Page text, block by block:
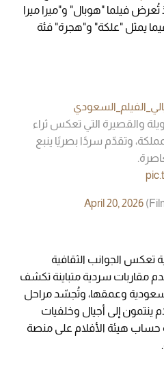
تُعرض فيلما "هوبال" و"ميرا ميرا
يمثل "علكة" و"هجرة" فئة
والقصيرة التي تعكس ثراء
وتقدّم سردًا بصريًا ينبع
April 20, 2026
تعكس الجوانب الثقافية
مقاربات سردية متباينة تكشف
وعمقها، وتُجسّد مراحل
إلى أجيال وخلفيات
حساب هيئة الأفلام على منصة